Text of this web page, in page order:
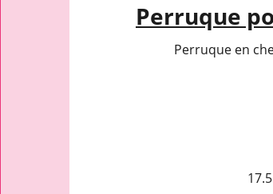
Perruque
Perruque en